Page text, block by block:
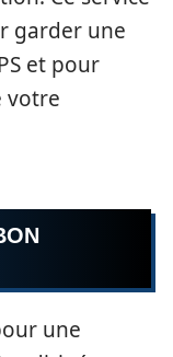
garder une
et pour
votre
une